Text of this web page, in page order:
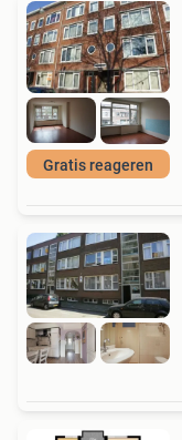
Gratis reageren